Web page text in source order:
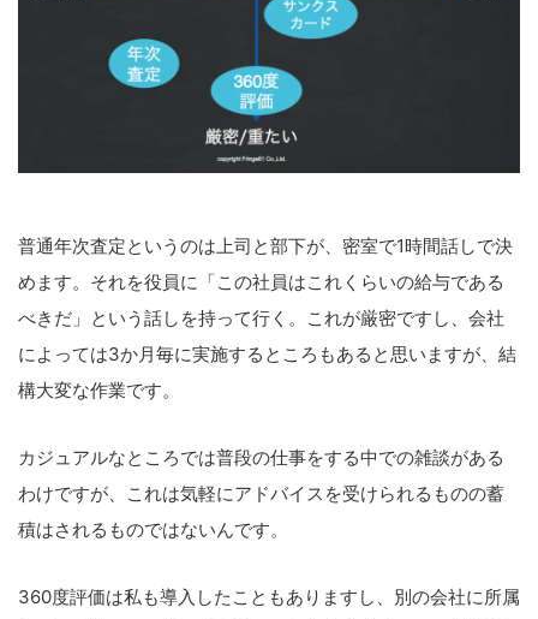
普通年次査定というのは上司と部下が、密室で1時間話しで決
めます。それを役員に「この社員はこれくらいの給与である
べきだ」という話しを持って行く。これが厳密ですし、会社
によっては3か月毎に実施するところもあると思いますが、結
構大変な作業です。
カジュアルなところでは普段の仕事をする中での雑談がある
わけですが、これは気軽にアドバイスを受けられるものの蓄
積はされるものではないんです。
360度評価は私も導入したこともありますし、別の会社に所属